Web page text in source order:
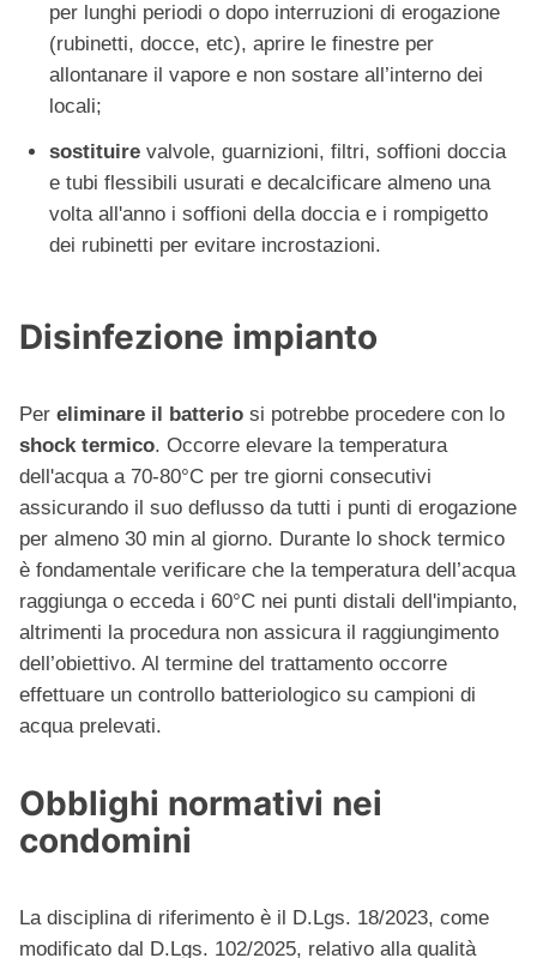
per lunghi periodi o dopo interruzioni di erogazione
(rubinetti, docce, etc), aprire le finestre per
allontanare il vapore e non sostare all’interno dei
locali;
sostituire valvole, guarnizioni, filtri, soffioni doccia
e tubi flessibili usurati e decalcificare almeno una
volta all'anno i soffioni della doccia e i rompigetto
dei rubinetti per evitare incrostazioni.
Disinfezione impianto
Per eliminare il batterio si potrebbe procedere con lo
shock termico. Occorre elevare la temperatura
dell'acqua a 70-80°C per tre giorni consecutivi
assicurando il suo deflusso da tutti i punti di erogazione
per almeno 30 min al giorno. Durante lo shock termico
è fondamentale verificare che la temperatura dell’acqua
raggiunga o ecceda i 60°C nei punti distali dell'impianto,
altrimenti la procedura non assicura il raggiungimento
dell’obiettivo. Al termine del trattamento occorre
effettuare un controllo batteriologico su campioni di
acqua prelevati.
Obblighi normativi nei
condomini
La disciplina di riferimento è il D.Lgs. 18/2023, come
modificato dal D.Lgs. 102/2025, relativo alla qualità